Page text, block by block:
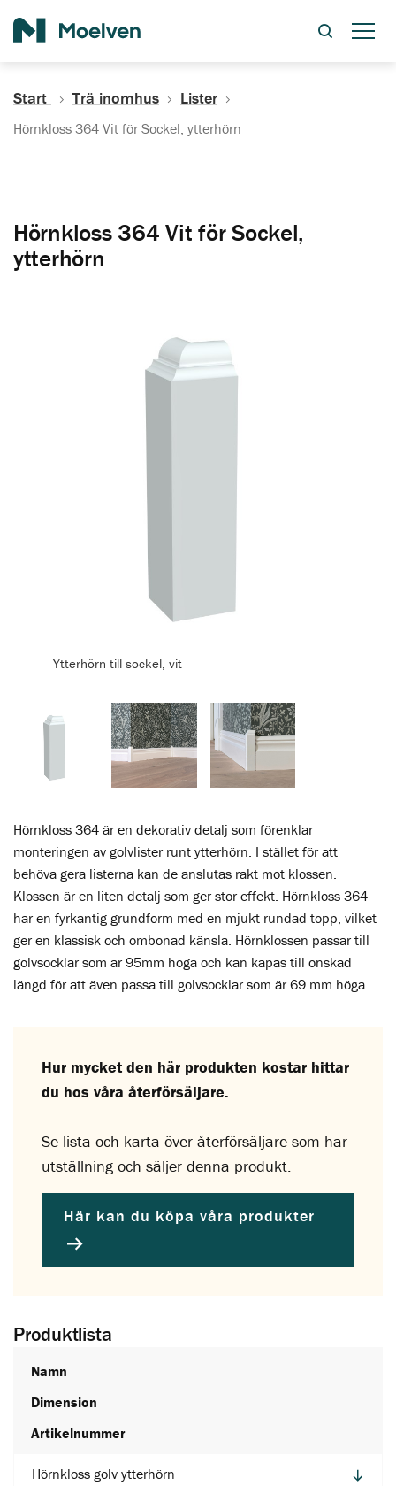
Start Trä inomhus Lister
Hörnkloss 364 Vit för Sockel, ytterhörn
Hörnkloss 364 är en dekorativ detalj som förenklar
monteringen av golvlister runt ytterhörn. I stället för att
behöva gera listerna kan de anslutas rakt mot klossen.
Klossen är en liten detalj som ger stor effekt. Hörnkloss 364
har en fyrkantig grundform med en mjukt rundad topp, vilket
ger en klassisk och ombonad känsla. Hörnklossen passar till
golvsocklar som är 95mm höga och kan kapas till önskad
längd för att även passa till golvsocklar som är 69 mm höga.
Hur mycket den här produkten kostar hittar
du hos våra återförsäljare.
Se lista och karta över återförsäljare som har
utställning och säljer denna produkt.
Här kan du köpa våra produkter
Produktlista
Namn
Dimension
Artikelnummer
Hörnkloss golv ytterhörn
Hörnkloss 364 Vit för Sockel,
ytterhörn
Ytterhörn till sockel, vit